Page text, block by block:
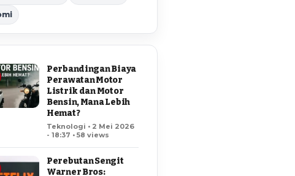
Perbandingan Biaya
Perawatan Motor
Listrik dan Motor
Bensin, Mana Lebih
Hemat?
Teknologi • 2 Mei 2026
- 18:37 • 58 views
Perebutan Sengit
Warner Bros: